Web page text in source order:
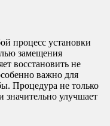
процесс установки
замещения
восстановить не
важно для
Процедура не только
значительно улучшает